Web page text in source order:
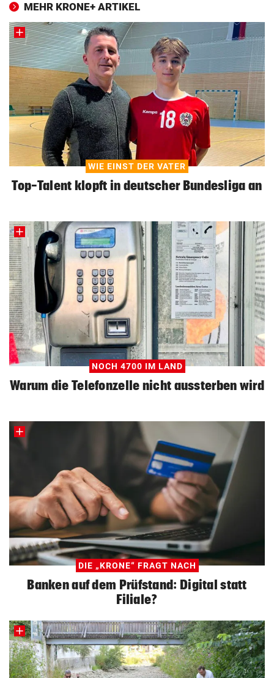
MEHR KRONE+ ARTIKEL
WIE EINST DER VATER
Top-Talent klopft in deutscher Bundesliga an
NOCH 4700 IM LAND
Warum die Telefonzelle nicht aussterben wird
DIE „KRONE“ FRAGT NACH
Banken auf dem Prüfstand: Digital statt
Filiale?